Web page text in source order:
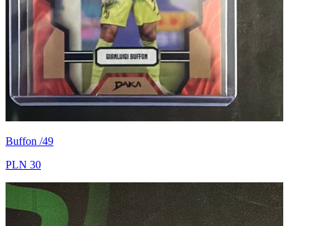
Buffon /49
PLN 30